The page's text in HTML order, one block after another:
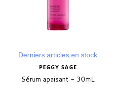
Derniers articles en stock
PEGGY SAGE
Sérum apaisant - 30mL